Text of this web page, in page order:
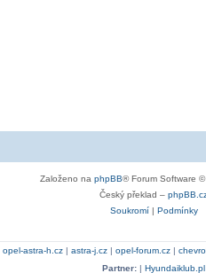
Založeno na phpBB® Forum Software
Český překlad –
Soukromí| Podmínky
opel-astra-h.cz| astra-j.cz| opel-forum.cz|
Partner: | Hyundaiklub.pl